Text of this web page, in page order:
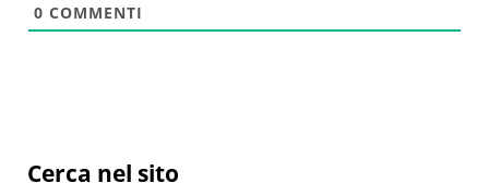
0 COMMENTI
Sidebar
Cerca nel sito